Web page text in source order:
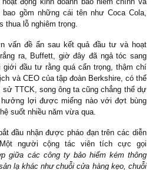
Berkshire Class A đã giảm đến -
trong khi chỉ số S&P500 mang
cổ tức tiền mặt). Berkshire đã